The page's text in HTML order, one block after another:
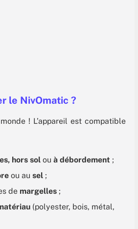
le NivOmatic ?
! L’appareil est compatible
hors sol ou à débordement ;
ou au sel ;
de margelles ;
(polyester, bois, métal,